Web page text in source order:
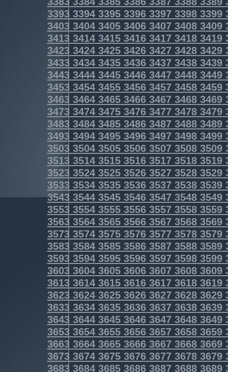
3393339433953396339733983399
3403340434053406340734083409
3413341434153416341734183419
3423342434253426342734283429
3433343434353436343734383439
3443344434453446344734483449
3453345434553456345734583459
3463346434653466346734683469
3473347434753476347734783479
3483348434853486348734883489
3493349434953496349734983499
3503350435053506350735083509
3513351435153516351735183519
3523352435253526352735283529
3533353435353536353735383539
3543354435453546354735483549
3553355435553556355735583559
3563356435653566356735683569
3573357435753576357735783579
3583358435853586358735883589
3593359435953596359735983599
3603360436053606360736083609
3613361436153616361736183619
3623362436253626362736283629
3633363436353636363736383639
3643364436453646364736483649
3653365436553656365736583659
3663366436653666366736683669
3673367436753676367736783679
3683368436853686368736883689